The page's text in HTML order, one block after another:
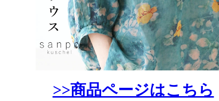
>>商品ページはこちら